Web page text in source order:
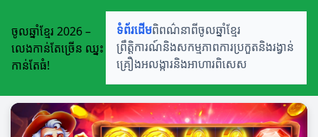
ចូលឆ្នាំខ្មែរ 2026 –
លេងកាន់តែច្រើន ឈ្នះ
កាន់តែធំ!
ទំព័រដើមពិពណ៌នាពីចូលឆ្នាំខ្មែរ
ព្រឹត្តិការណ៍និងសកម្មភាពការប្រកួតនិងរង្វាន់
គ្រឿងអលង្ការនិងអាហារពិសេស